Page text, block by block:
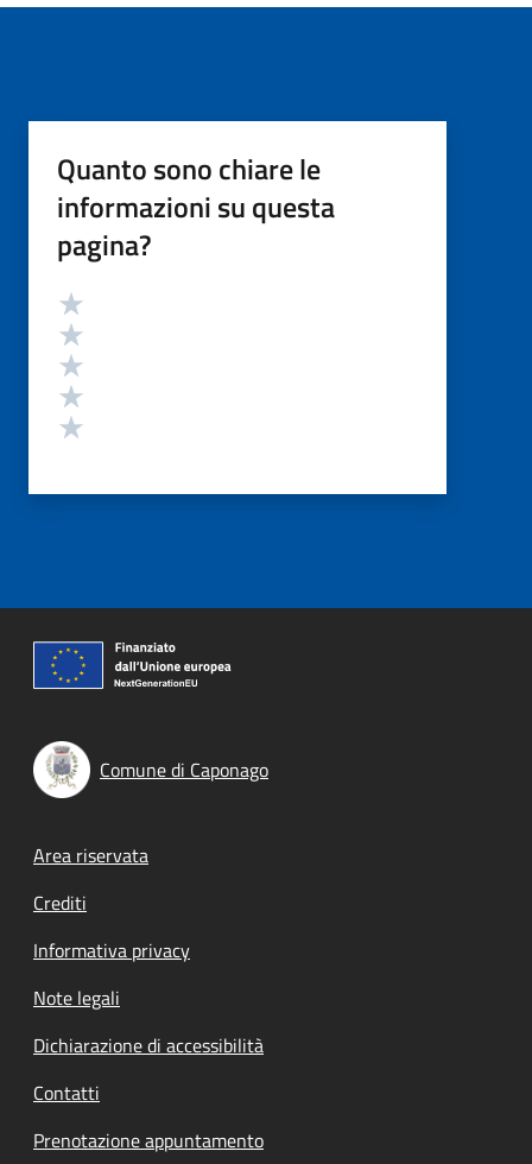
Quanto sono chiare le
informazioni su questa
pagina?
Valutazione
Comune di Caponago
Footer menu
Area riservata
Crediti
Informativa privacy
Note legali
Dichiarazione di accessibilità
Contatti
Prenotazione appuntamento